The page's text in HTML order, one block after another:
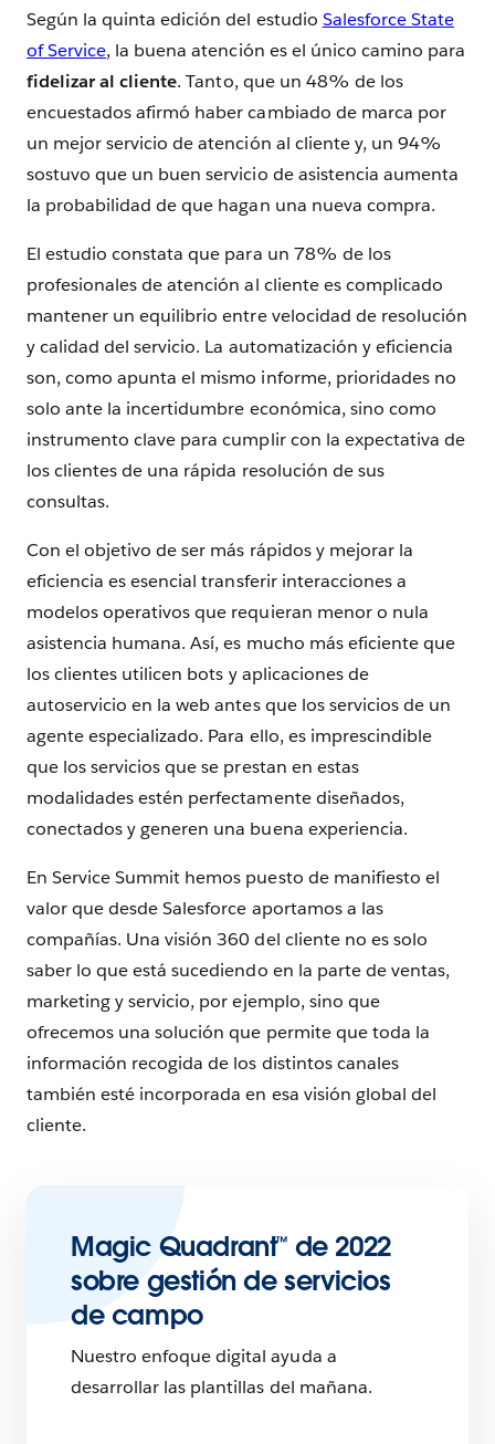
Según la quinta edición del estudio Salesforce State
of Service, la buena atención es el único camino para
fidelizar al cliente. Tanto, que un 48% de los
encuestados afirmó haber cambiado de marca por
un mejor servicio de atención al cliente y, un 94%
sostuvo que un buen servicio de asistencia aumenta
la probabilidad de que hagan una nueva compra.
El estudio constata que para un 78% de los
profesionales de atención al cliente es complicado
mantener un equilibrio entre velocidad de resolución
y calidad del servicio. La automatización y eficiencia
son, como apunta el mismo informe, prioridades no
solo ante la incertidumbre económica, sino como
instrumento clave para cumplir con la expectativa de
los clientes de una rápida resolución de sus
consultas.
Con el objetivo de ser más rápidos y mejorar la
eficiencia es esencial transferir interacciones a
modelos operativos que requieran menor o nula
asistencia humana. Así, es mucho más eficiente que
los clientes utilicen bots y aplicaciones de
autoservicio en la web antes que los servicios de un
agente especializado. Para ello, es imprescindible
que los servicios que se prestan en estas
modalidades estén perfectamente diseñados,
conectados y generen una buena experiencia.
En Service Summit hemos puesto de manifiesto el
valor que desde Salesforce aportamos a las
compañías. Una visión 360 del cliente no es solo
saber lo que está sucediendo en la parte de ventas,
marketing y servicio, por ejemplo, sino que
ofrecemos una solución que permite que toda la
información recogida de los distintos canales
también esté incorporada en esa visión global del
cliente.
Magic Quadrant™ de 2022
sobre gestión de servicios
de campo
Nuestro enfoque digital ayuda a
desarrollar las plantillas del mañana.